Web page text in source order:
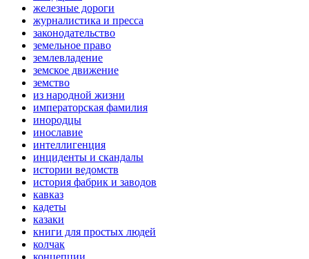
железные дороги
журналистика и пресса
законодательство
земельное право
землевладение
земское движение
земство
из народной жизни
императорская фамилия
инородцы
инославие
интеллигенция
инциденты и скандалы
истории ведомств
история фабрик и заводов
кавказ
кадеты
казаки
книги для простых людей
колчак